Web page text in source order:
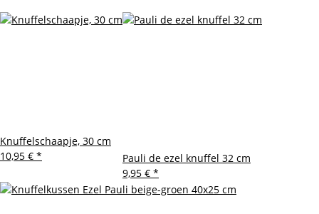
Knuffelschaapje, 30 cm
10,95 € *
Pauli de ezel knuffel 32 cm
9,95 € *